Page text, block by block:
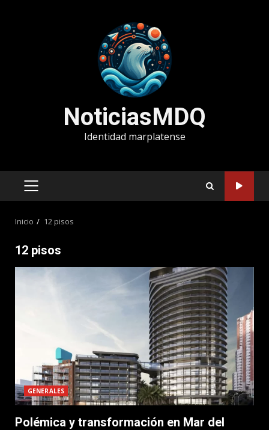
NoticiasMDQ
Identidad marplatense
MENÚ
Inicio 12 pisos
12 pisos
GENERALES
Polémica y transformación en Mar del